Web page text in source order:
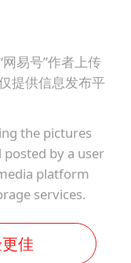
易号”作者上传
提供信息发布平
the pictures
posted by a user
platform
services.
佳